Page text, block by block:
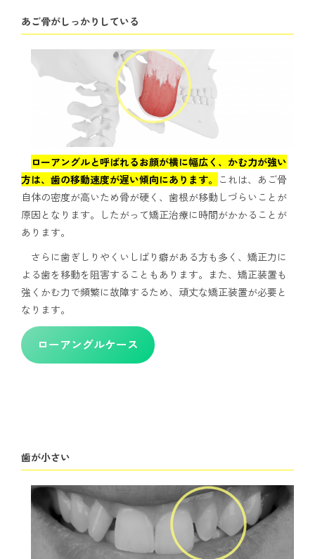
あご骨がしっかりしている
ローアングルと呼ばれるお顔が横に幅広く、かむ力が強い
方は、歯の移動速度が遅い傾向にあります。 これは、あご骨
自体の密度が高いため骨が硬く、歯根が移動しづらいことが
原因となります。したがって矯正治療に時間がかかることが
あります。
さらに歯ぎしりやくいしばり癖がある方も多く、矯正力に
よる歯を移動を阻害することもあります。また、矯正装置も
強くかむ力で頻繁に故障するため、頑丈な矯正装置が必要と
なります。
ローアングルケース
歯が小さい